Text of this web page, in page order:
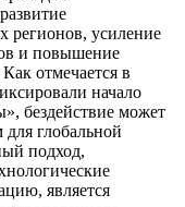
регионов, усиление
и повышение
отмечается в
начало
бездействие может
глобальной
подход,
является